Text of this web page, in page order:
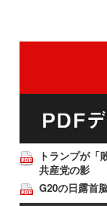
トランプが「
共産党の影
G20の日露首